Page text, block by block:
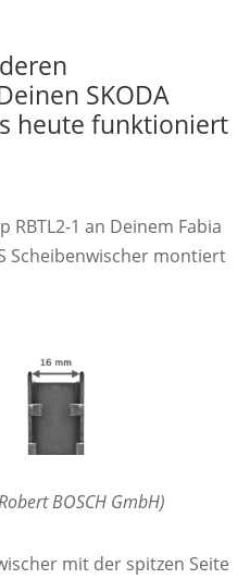
SKODA
heute funktioniert
RBTL2-1 an Deinem Fabia
Scheibenwischer montiert
BOSCH GmbH)
mit der spitzen Seite